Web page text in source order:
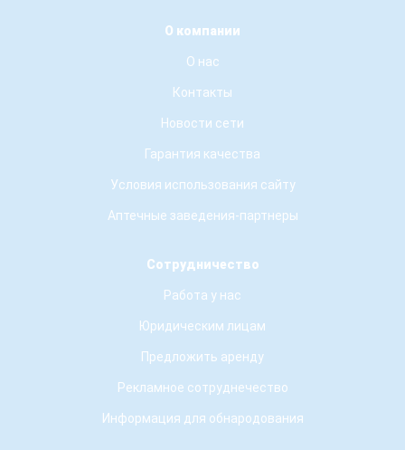
О компании
О нас
Контакты
Новости сети
Гарантия качества
Условия использования сайту
Аптечные заведения-партнеры
Сотрудничество
Работа у нас
Юридическим лицам
Предложить аренду
Рекламное сотруднечество
Информация для обнародования